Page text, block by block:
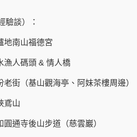
驗談）：
地南山福德宮
漁人碼頭 & 情人橋
街（基山觀海亭、阿妹茶樓周邊）
鳶山
通寺後山步道（慈雲巖）